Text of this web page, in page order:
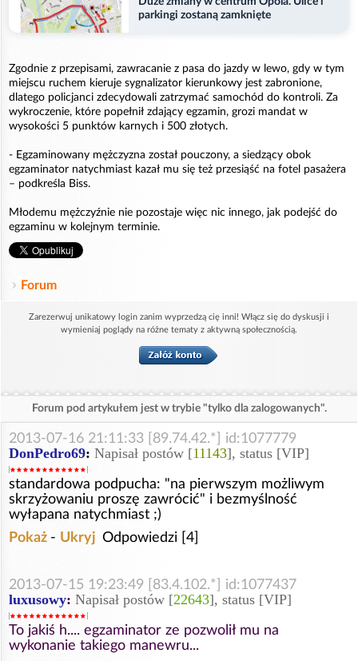
parkingi zostaną zamknięte
Zgodnie z przepisami, zawracanie z pasa do jazdy w lewo, gdy w tym
miejscu ruchem kieruje sygnalizator kierunkowy jest zabronione,
dlatego policjanci zdecydowali zatrzymać samochód do kontroli. Za
wykroczenie, które popełnił zdający egzamin, grozi mandat w
wysokości 5 punktów karnych i 500 złotych.
- Egzaminowany mężczyzna został pouczony, a siedzący obok
egzaminator natychmiast kazał mu się też przesiąść na fotel pasażera
– podkreśla Biss.
Młodemu mężczyźnie nie pozostaje więc nic innego, jak podejść do
egzaminu w kolejnym terminie.
Forum
Zarezerwuj unikatowy login zanim wyprzedzą cię inni! Włącz się do dyskusji i
wymieniaj poglądy na różne tematy z aktywną społecznością.
Forum pod artykułem jest w trybie "tylko dla zalogowanych".
2013-07-16 21:11:33 [89.74.42.*] id:1077779
DonPedro69: Napisał postów [11143], status [VIP]
standardowa podpucha: "na pierwszym możliwym
skrzyżowaniu proszę zawrócić" i bezmyślność
wyłapana natychmiast ;)
Pokaż - Ukryj Odpowiedzi [4]
2013-07-15 19:23:49 [83.4.102.*] id:1077437
luxusowy: Napisał postów [22643], status [VIP]
To jakiś h.... egzaminator ze pozwolił mu na
wykonanie takiego manewru...